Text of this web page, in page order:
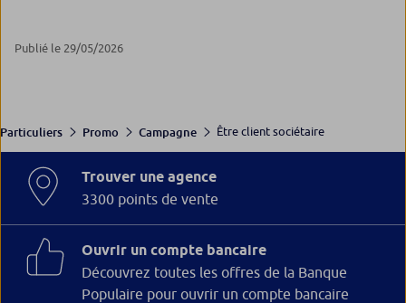
Publié le 29/05/2026
Particuliers Promo Campagne Être client sociétaire
Trouver une agence
3300 points de vente
Ouvrir un compte bancaire
Découvrez toutes les offres de la Banque
Populaire pour ouvrir un compte bancaire